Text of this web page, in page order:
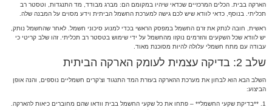
הארקה בבית. הכלים המרכזיים שכדאי שיהיו במקומם הם: מברג מבודד, מד התנגדות, וטסטר רב
תכליתי. בנוסף, כדאי לוודא שיש לכם גישה למערכת החשמל הביתית וידע מסוים על המבנה שלה.
ראשית, חובה לנתק את זרם החשמל במפסק הראשי בכדי למנוע סיכוני חשמל. לאחר שהחשמל נותק,
יש לוודא שכל השקעים והזרמים נוקזו מהחשמל על ידי שימוש בטסטר רב תכליתי. זהו שלב קריטי כי
עבודה עם מתח חשמלי עלולה להיות מסוכנת מאוד.
שלב 2: בדיקה עצמית לעומק הארקה הביתית
השלב הבא הוא לבחון את מערכת ההארקה בעזרת המד התנגוד וצ'קרים חשמליים נוספים, והנה אופן
הביצוע:
1. **בדיקת שקעי החשמל** – פתחו את כל שקעי החשמל בבית וודאו שהם מחוברים כיאות להארקה.